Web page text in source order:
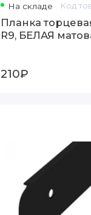
На складе Код
Планка
R9, БЕЛАЯ
210₽